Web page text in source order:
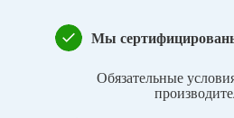
Мы
Обязательные